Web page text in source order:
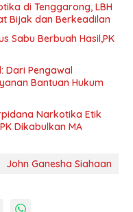
di Tenggarong, LBH
Bijak dan Berkeadilan
Sabu Berbuah Hasil,PK
Dari Pengawal
Bantuan Hukum
Narkotika Etik
Dikabulkan MA
John Ganesha Siahaan